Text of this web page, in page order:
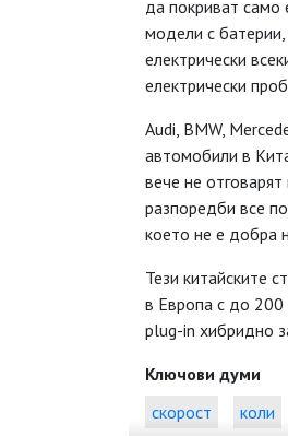
да покриват само
модели с
електрически
електрически
Audi, BMW,
автомобили в
вече не
разпоредби все
което не е добра
Тези китайските
в Европа с до 200
plug-in хибридно
Ключови думи
скорост
коли